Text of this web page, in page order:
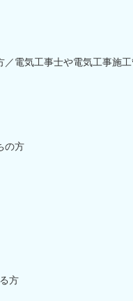
電気工事士や電気工事施
の方
方